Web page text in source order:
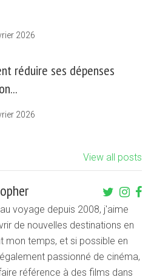
2026
réduire ses dépenses
2026
View all posts
voyage depuis 2008, j'aime
de nouvelles destinations en
mon temps, et si possible en
passionné de cinéma,
référence à des films dans